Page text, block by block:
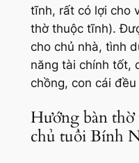
tĩnh, rất có lợi cho
thờ thuộc tĩnh).
cho chủ nhà, tình
năng tài chính tốt,
chồng, con cái
Hướng bàn thờ
chủ tuổi Bính